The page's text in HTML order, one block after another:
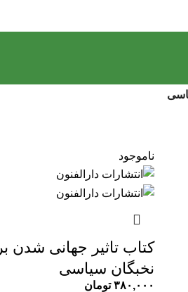
ناموجود
کتاب تاثیر جهانی شدن بر
نخبگان سیاسی
۳۸۰,۰۰۰ تومان